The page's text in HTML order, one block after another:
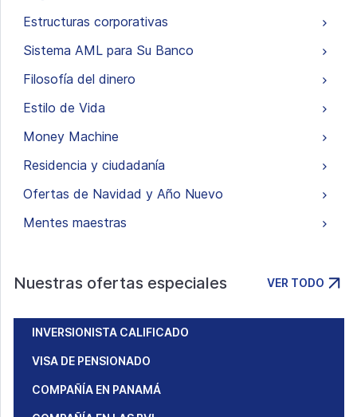
Estructuras corporativas
Sistema AML para Su Banco
Filosofía del dinero
Estilo de Vida
Money Machine
Residencia y ciudadanía
Ofertas de Navidad y Año Nuevo
Mentes maestras
Nuestras ofertas especiales VER TODO
INVERSIONISTA CALIFICADO
VISA DE PENSIONADO
COMPAÑÍA EN PANAMÁ